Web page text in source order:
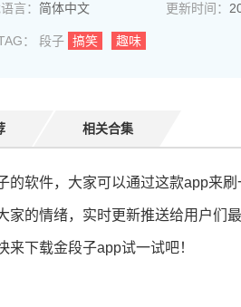
言： 简体中文 更新时间：
： 段子 搞笑 趣味
相关合集
的软件，大家可以通过这款app来
家的情绪，实时更新推送给用户们
下载金段子app试一试吧！